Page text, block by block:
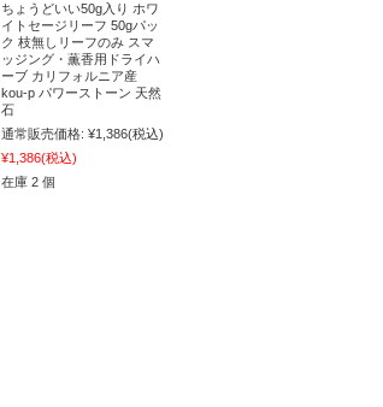
ちょうどいい50g入り ホワ
イトセージリーフ 50gパッ
ク 枝無しリーフのみ スマ
ッジング・薫香用ドライハ
ーブ カリフォルニア産
kou-p パワーストーン 天然
石
通常販売価格: ¥1,386(税込)
¥1,386(税込)
在庫 2 個